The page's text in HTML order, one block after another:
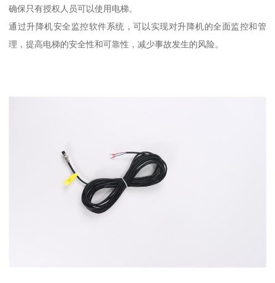
确保只有授权人员可以使用电梯。
通过升降机安全监控软件系统，可以实现对升降机的全面监控和管
理，提高电梯的安全性和可靠性，减少事故发生的风险。